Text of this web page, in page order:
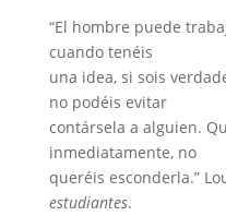
“El hombre puede
cuando tenéis
una idea, si sois
no podéis evitar
contársela a alguien.
inmediatamente, no
queréis esconderla.”
estudiantes.